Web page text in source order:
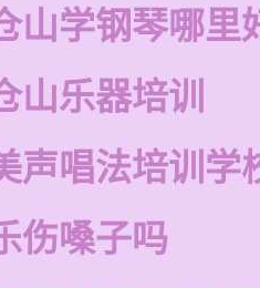
山学钢琴哪里
山乐器培训
声唱法培训学
伤嗓子吗